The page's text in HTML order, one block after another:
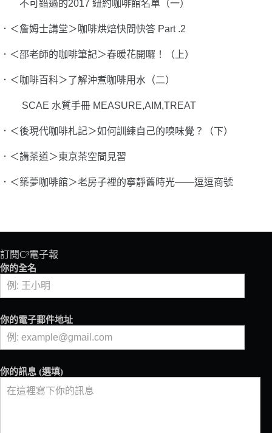
不可錯過的2017 紐約咖啡館名單（一）
．＜詹姆士講堂＞咖啡烘焙快問快答 Part .2
．＜邵老師的咖啡筆記＞春暖花開囉！（上）
．＜咖啡百科＞了解沖煮咖啡用水（二）
SCAE 水質手冊 MEASURE,AIM,TREAT
．＜後現代咖啡札記＞如何訓練自己的嗅味覺？（下）
．＜講茶道＞東京茶空間見習
．＜築夢咖啡館＞老房子裡的寧靜舊時光——逗逗商號
訂閱C³電子報
你的全名
你的電子郵件地址
你的訊息 (選填)